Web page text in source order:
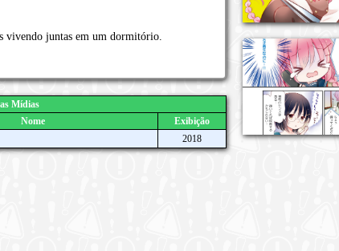
vivendo juntas em um dormitório.
Mídias
Nome
Exibição
2018